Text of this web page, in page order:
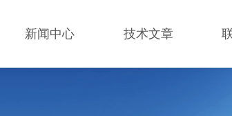
新闻中心 技术文章